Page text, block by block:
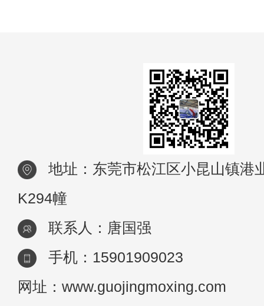
地址：东莞市松江区小昆山镇港
K294幢
联系人：唐国强
手机：15901909023
网址：www.guojingmoxing.com